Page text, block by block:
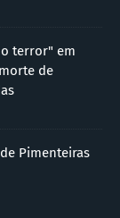
o terror" em
de
Pimenteiras